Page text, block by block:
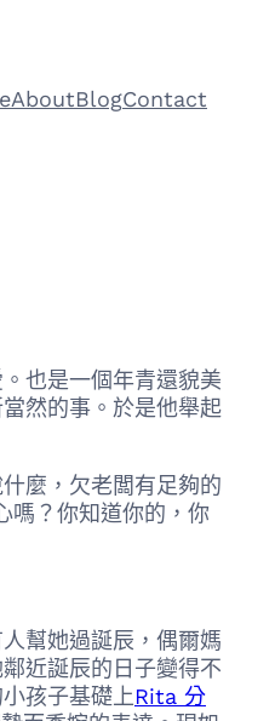
AboutBlogContact
也是一個年青還貌美
然的事。於是他舉起
麼，欠老闆有足夠的
嗎？你知道你的，你
幫她過誕辰，偶爾媽
近誕辰的日子變得不
孩子基礎上Rita 分